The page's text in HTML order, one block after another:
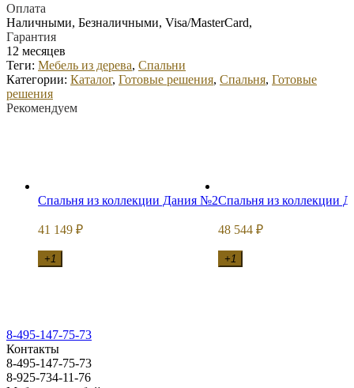
Оплата
Наличными, Безналичными, Visa/MasterCard,
Гарантия
12 месяцев
Теги: Мебель из дерева, Спальни
Категории: Каталог, Готовые решения, Спальня, Готовые
решения
Рекомендуем
Спальня из коллекции Дания №2
41 149 ₽
+1
Спальня из коллекции
48 544 ₽
+1
8-495-147-75-73
Контакты
8-495-147-75-73
8-925-734-11-76